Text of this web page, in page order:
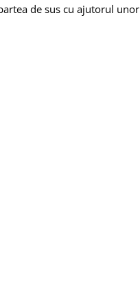
de sus cu ajutorul unor